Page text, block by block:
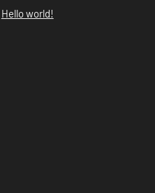
Hello world!